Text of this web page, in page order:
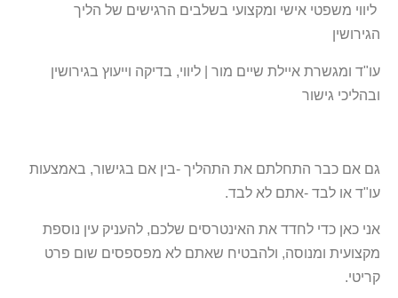
ליווי משפטי אישי ומקצועי בשלבים הרגישים של הליך
הגירושין
עו"ד ומגשרת איילת שיים מור | ליווי, בדיקה וייעוץ בגירושין
ובהליכי גישור
גם אם כבר התחלתם את התהליך -בין אם בגישור, באמצעות
עו"ד או לבד -אתם לא לבד.
אני כאן כדי לחדד את האינטרסים שלכם, להעניק עין נוספת
מקצועית ומנוסה, ולהבטיח שאתם לא מפספסים שום פרט
קריטי.